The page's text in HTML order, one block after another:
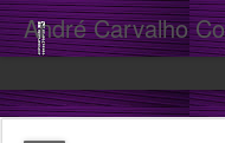
André Carvalho